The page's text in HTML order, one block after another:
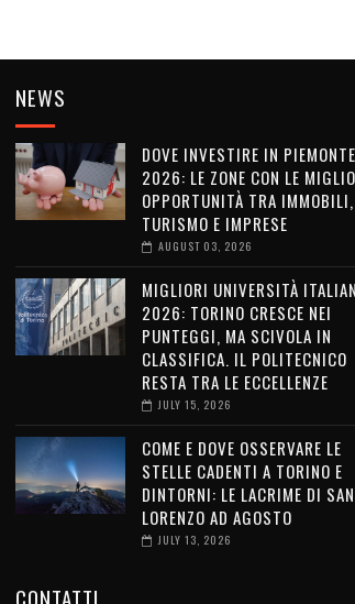
NEWS
DOVE INVESTIRE IN
2026: LE ZONE CON LE
OPPORTUNITÀ TRA IMMOBILI,
TURISMO E IMPRESE
AUGUST 03, 2026
MIGLIORI UNIVERSITÀ
2026: TORINO CRESCE NEI
PUNTEGGI, MA SCIVOLA IN
CLASSIFICA. IL POLITECNICO
RESTA TRA LE ECCELLENZE
JULY 15, 2026
COME E DOVE OSSERVARE LE
STELLE CADENTI A TORINO E
DINTORNI: LE LACRIME DI SAN
LORENZO AD AGOSTO
JULY 13, 2026
CONTATTI